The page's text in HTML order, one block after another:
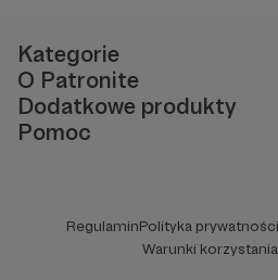
Kategorie
O Patronite
Dodatkowe produkty
Pomoc
RegulaminPolityka prywatności
Warunki